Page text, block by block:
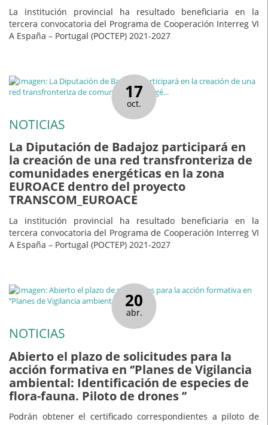
La institución provincial ha resultado beneficiaria en la
tercera convocatoria del Programa de Cooperación Interreg VI
A España – Portugal (POCTEP) 2021-2027
17
oct.
NOTICIAS
La Diputación de Badajoz participará en
la creación de una red transfronteriza de
comunidades energéticas en la zona
EUROACE dentro del proyecto
TRANSCOM_EUROACE
La institución provincial ha resultado beneficiaria en la
tercera convocatoria del Programa de Cooperación Interreg VI
A España – Portugal (POCTEP) 2021-2027
20
abr.
NOTICIAS
Abierto el plazo de solicitudes para la
acción formativa en ‘’Planes de Vigilancia
ambiental: Identificación de especies de
flora-fauna. Piloto de drones ’’
Podrán obtener el certificado correspondientes a piloto de